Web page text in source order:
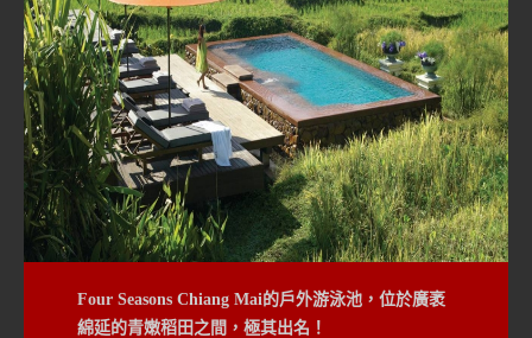
Four Seasons Chiang Mai的戶外游泳池，位於廣袤
綿延的青嫩稻田之間，極其出名！